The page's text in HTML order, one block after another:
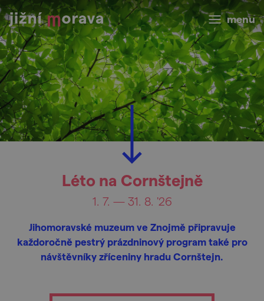
menu
Léto na Cornštejně
1. 7. — 31. 8. '26
Jihomoravské muzeum ve Znojmě připravuje
každoročně pestrý prázdninový program také pro
návštěvníky zříceniny hradu Cornštejn.